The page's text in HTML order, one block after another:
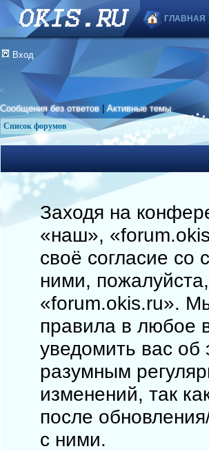
ГЛАВНАЯ
Вход
Сообщения без ответов |Активные темы
Список форумов
Заходя на
«наш»,
своё согласие
ними,
«forum.okis.ru».
правила в любое
уведомить вас
разумным
изменений, так
после
с ними.